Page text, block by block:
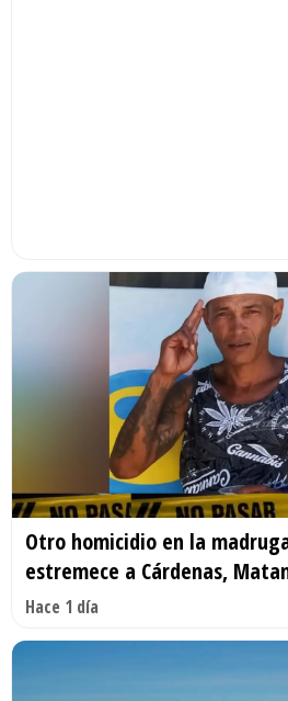
Otro homicidio en la
estremece a Cárdenas,
Hace 1 día